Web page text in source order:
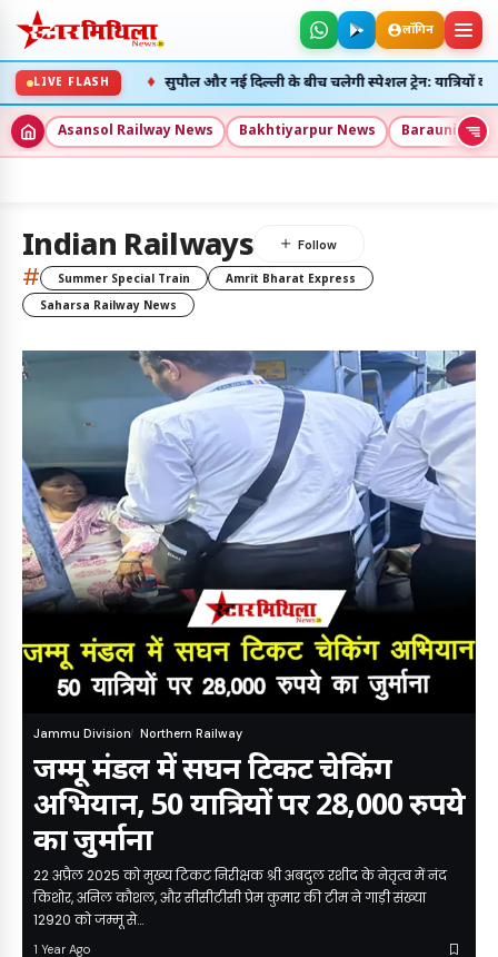
Asansol Railway News Bakhtiyarpur News Barauni News
लॉगिन
LIVE FLASH
रद्द सुपौल और नई दिल्ली के बीच चलेगी स्पेशल ट्रेन: यात्रियों की
उदय: --:--
अस्त: --:--
Indian Railways
# Summer Special Train
Amrit Bharat Express
Saharsa Railway News
Jammu Division Northern Railway
जम्मू मंडल में सघन टिकट चेकिंग
अभियान, 50 यात्रियों पर 28,000 रुपये
का जुर्माना
22 अप्रैल 2025 को मुख्य टिकट निरीक्षक श्री अबदुल रशीद के नेतृत्व में नंद
किशोर, अनिल कौशल, और सीसीटीसी प्रेम कुमार की टीम ने गाड़ी संख्या
12920 को जम्मू से…
1 Year Ago